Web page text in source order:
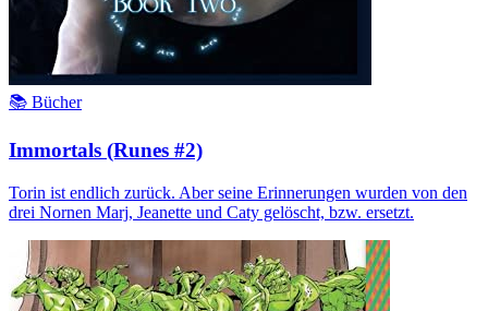
📚 Bücher
Immortals (Runes #2)
Torin ist endlich zurück. Aber seine Erinnerungen wurden von den
drei Nornen Marj, Jeanette und Caty gelöscht, bzw. ersetzt.